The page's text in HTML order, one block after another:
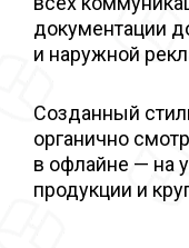
документации
и наружной
Созданный
органично
в офлайне — на
продукции и